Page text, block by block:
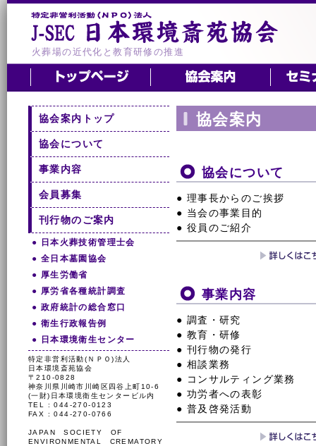
火葬場の近代化と教育研修の推進
協会案内トップ
協会について
事業内容
会員募集
刊行物のご案内
● 日本火葬技術管理士会
● 全日本墓園協会
● 厚生労働省
● 厚労省各種統計調査
● 政府統計の総合窓口
● 衛生行政報告例
● 日本環境衛生センター
特定非営利活動(ＮＰＯ)法人
日本環境斎苑協会
〒210-0828
神奈川県川崎市川崎区四谷上町10-6
(一財)日本環境衛生センタービル内
TEL : 044-270-0123
FAX : 044-270-0766
JAPAN SOCIETY OF
ENVIRONMENTAL CREMATORY
協会案内
協会について
● 理事長からのご挨拶
● 当会の事業目的
● 役員のご紹介
事業内容
● 調査・研究
● 教育・研修
● 刊行物の発行
● 相談業務
● コンサルティング業務
● 功労者への表彰
● 普及啓発活動